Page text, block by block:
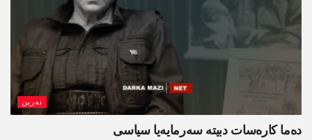
نەرین
ده‌ما کاره‌سات دبیتە سه‌رمایه‌یا سیاسی